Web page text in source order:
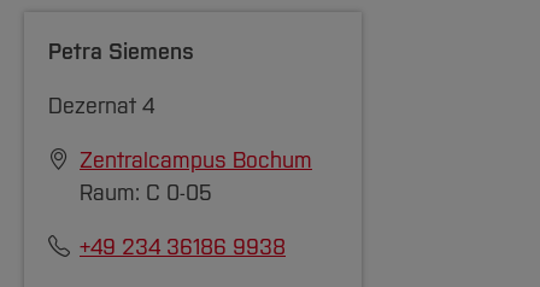
Petra Siemens
Dezernat 4
Zentralcampus Bochum
Raum: C 0-05
+49 234 36186 9938